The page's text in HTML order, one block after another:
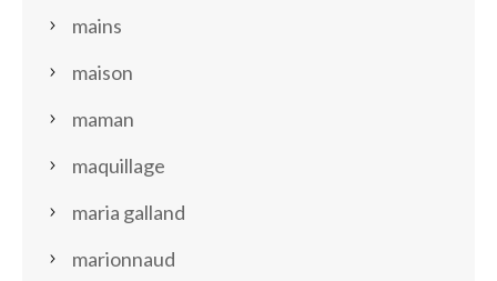
mains
maison
maman
maquillage
maria galland
marionnaud